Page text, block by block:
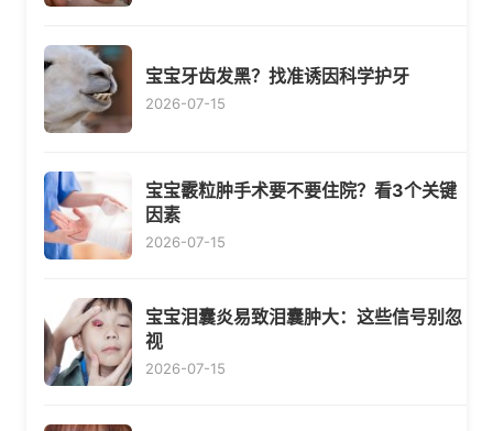
宝宝牙齿发黑？找准诱因科学护牙
2026-07-15
宝宝霰粒肿手术要不要住院？看3个关键
因素
2026-07-15
宝宝泪囊炎易致泪囊肿大：这些信号别忽
视
2026-07-15